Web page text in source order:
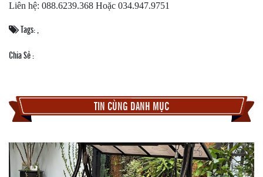
Liên hệ: 088.6239.368 Hoặc 034.947.9751
Tags:
Chia Sẻ :
TIN CÙNG DANH MỤC